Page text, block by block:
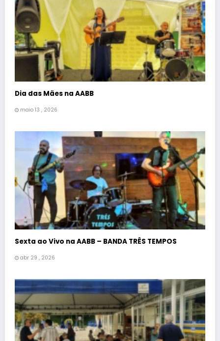
Dia das Mães na AABB
maio 13 , 2026
Sexta ao Vivo na AABB – BANDA TRÊS TEMPOS
abr 29 , 2026